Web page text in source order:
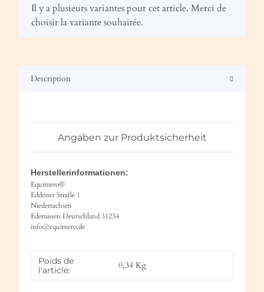
x
Il y a plusieurs variantes pour cet article. Merci de
choisir la variante souhaitée.
Description
Angaben zur Produktsicherheit
Herstellerinformationen:
Equimero®
Eddesser Straße 1
Niedersachsen
Edemissen Deutschland 31234
info@equimero.de
Poids de
l'article:
0,34 Kg